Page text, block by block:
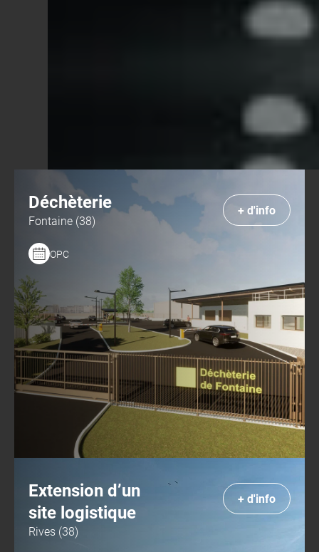
Déchèterie
Fontaine (38)
OPC
+ d'info
Extension d’un
site logistique
Rives (38)
+ d'info